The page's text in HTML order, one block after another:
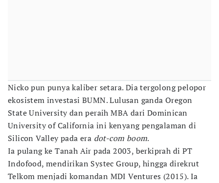
Nicko pun punya kaliber setara. Dia tergolong pelopor
ekosistem investasi BUMN. Lulusan ganda Oregon
State University dan peraih MBA dari Dominican
University of California ini kenyang pengalaman di
Silicon Valley pada era dot-com boom.
Ia pulang ke Tanah Air pada 2003, berkiprah di PT
Indofood, mendirikan Systec Group, hingga direkrut
Telkom menjadi komandan MDI Ventures (2015). Ia